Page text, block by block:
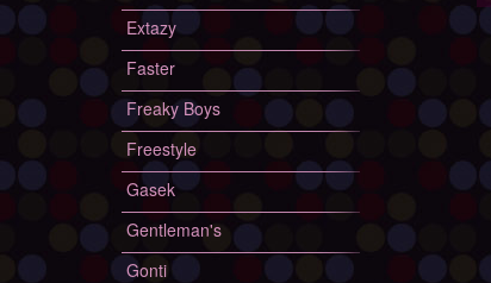
Extazy
Faster
Freaky Boys
Freestyle
Gasek
Gentleman's
Gonti